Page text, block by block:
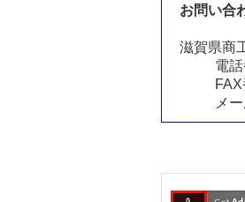
お問い合
滋賀県商
電
メ